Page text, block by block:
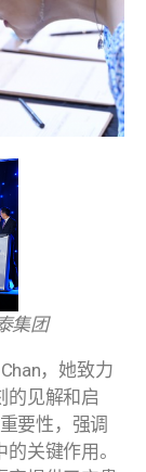
集团
，她致力
的见解和启
要性，强调
关键作用。